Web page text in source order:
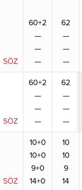
SÖZ
60+2
—
—
—
62
—
—
—
SÖZ
60+2
—
—
—
62
—
—
—
SÖZ
10+0
10+0
9+0
14+0
10
10
9
14